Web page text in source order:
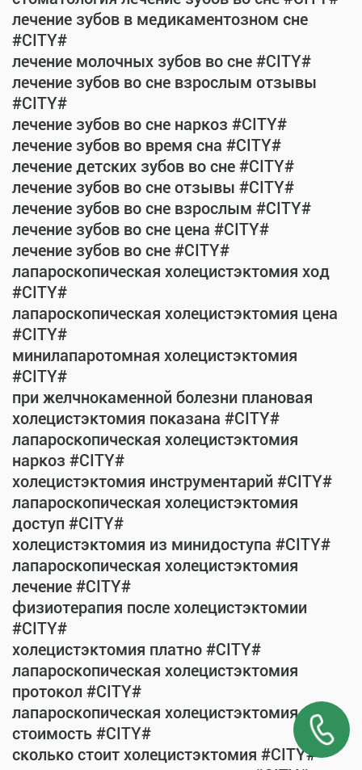
лечение зубов в медикаментозном сне
#CITY#
лечение молочных зубов во сне #CITY#
лечение зубов во сне взрослым отзывы
#CITY#
лечение зубов во сне наркоз #CITY#
лечение зубов во время сна #CITY#
лечение детских зубов во сне #CITY#
лечение зубов во сне отзывы #CITY#
лечение зубов во сне взрослым #CITY#
лечение зубов во сне цена #CITY#
лечение зубов во сне #CITY#
лапароскопическая холецистэктомия ход
#CITY#
лапароскопическая холецистэктомия цена
#CITY#
минилапаротомная холецистэктомия
#CITY#
при желчнокаменной болезни плановая
холецистэктомия показана #CITY#
лапароскопическая холецистэктомия
наркоз #CITY#
холецистэктомия инструментарий #CITY#
лапароскопическая холецистэктомия
доступ #CITY#
холецистэктомия из минидоступа #CITY#
лапароскопическая холецистэктомия
лечение #CITY#
физиотерапия после холецистэктомии
#CITY#
холецистэктомия платно #CITY#
лапароскопическая холецистэктомия
протокол #CITY#
лапароскопическая холецистэктомия
стоимость #CITY#
сколько стоит холецистэктомия #CITY#